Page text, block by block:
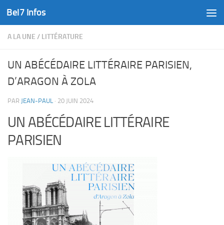
Skip to content
Bel7 Infos
A LA UNE / LITTÉRATURE
UN ABÉCÉDAIRE LITTÉRAIRE PARISIEN,
D’ARAGON À ZOLA
PAR JEAN-PAUL · 20 JUIN 2024
UN ABÉCÉDAIRE LITTÉRAIRE
PARISIEN